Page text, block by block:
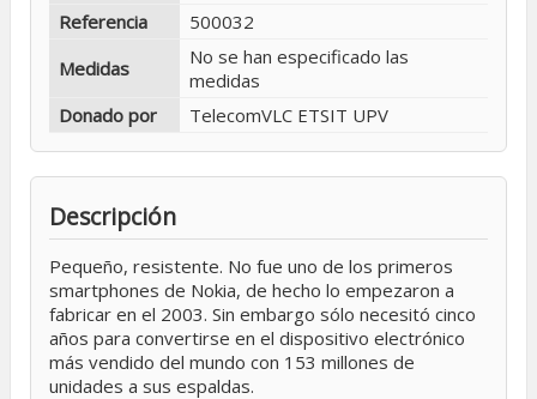
Referencia
500032
Medidas
No se han especificado las
medidas
Donado por
TelecomVLC ETSIT UPV
Descripción
Pequeño, resistente. No fue uno de los primeros
smartphones de Nokia, de hecho lo empezaron a
fabricar en el 2003. Sin embargo sólo necesitó cinco
años para convertirse en el dispositivo electrónico
más vendido del mundo con 153 millones de
unidades a sus espaldas.